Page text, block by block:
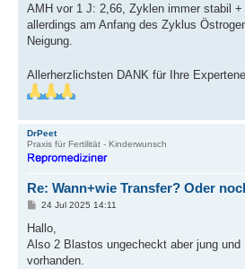
AMH vor 1 J: 2,66, Zyklen immer stabil +
allerdings am Anfang des Zyklus
Neigung.
Allerherzlichsten DANK für Ihre
DrPeet
Praxis für Fertilität - Kinderwunsch
Re: Wann+wie Transfer? Oder
B
i
r
a
24 Jul 2025 14:11
Hallo,
Also 2 Blastos ungecheckt aber jung
vorhanden.